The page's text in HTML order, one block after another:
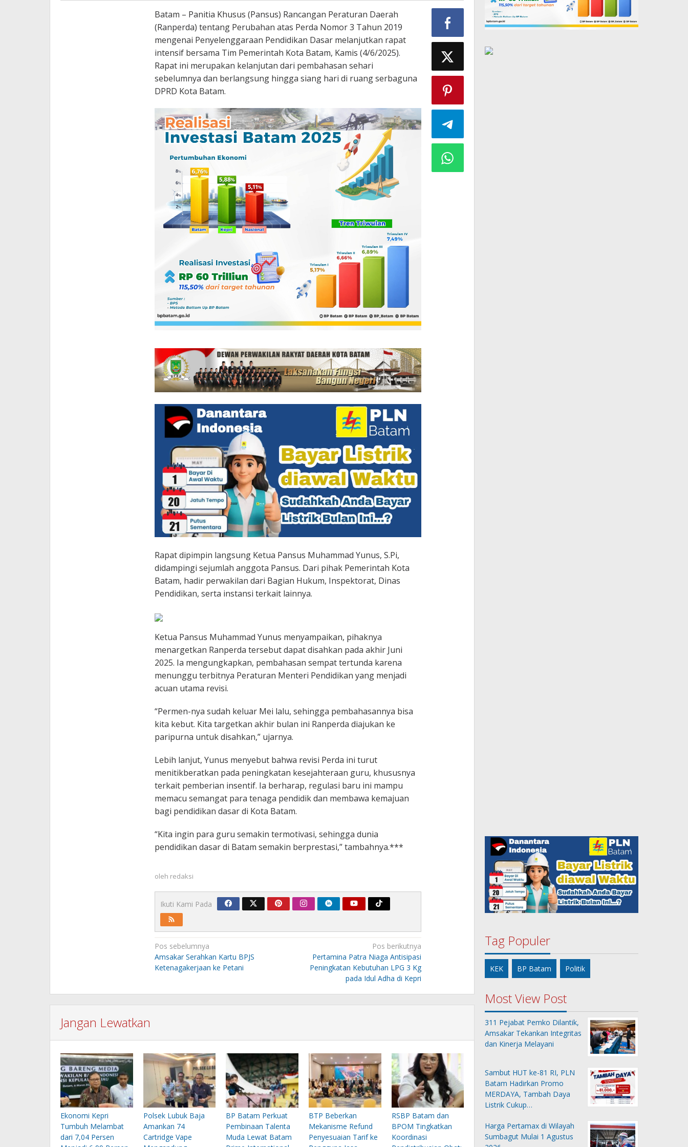
Batam – Panitia Khusus (Pansus) Rancangan Peraturan Daerah
(Ranperda) tentang Perubahan atas Perda Nomor 3 Tahun 2019
mengenai Penyelenggaraan Pendidikan Dasar melanjutkan rapat
intensif bersama Tim Pemerintah Kota Batam, Kamis (4/6/2025).
Rapat ini merupakan kelanjutan dari pembahasan sehari
sebelumnya dan berlangsung hingga siang hari di ruang serbaguna
DPRD Kota Batam.
Rapat dipimpin langsung Ketua Pansus Muhammad Yunus, S.Pi,
didampingi sejumlah anggota Pansus. Dari pihak Pemerintah Kota
Batam, hadir perwakilan dari Bagian Hukum, Inspektorat, Dinas
Pendidikan, serta instansi terkait lainnya.
Ketua Pansus Muhammad Yunus menyampaikan, pihaknya
menargetkan Ranperda tersebut dapat disahkan pada akhir Juni
2025. Ia mengungkapkan, pembahasan sempat tertunda karena
menunggu terbitnya Peraturan Menteri Pendidikan yang menjadi
acuan utama revisi.
“Permen-nya sudah keluar Mei lalu, sehingga pembahasannya bisa
kita kebut. Kita targetkan akhir bulan ini Ranperda diajukan ke
paripurna untuk disahkan,” ujarnya.
Lebih lanjut, Yunus menyebut bahwa revisi Perda ini turut
menitikberatkan pada peningkatan kesejahteraan guru, khususnya
terkait pemberian insentif. Ia berharap, regulasi baru ini mampu
memacu semangat para tenaga pendidik dan membawa kemajuan
bagi pendidikan dasar di Kota Batam.
“Kita ingin para guru semakin termotivasi, sehingga dunia
pendidikan dasar di Batam semakin berprestasi,” tambahnya.***
oleh redaksi
Ikuti Kami Pada
Navigasi
pos
Pos sebelumnya
Amsakar Serahkan Kartu BPJS
Ketenagakerjaan ke Petani
Pos berikutnya
Pertamina Patra Niaga Antisipasi
Peningkatan Kebutuhan LPG 3 Kg
pada Idul Adha di Kepri
Jangan Lewatkan
Ekonomi Kepri
Tumbuh Melambat
dari 7,04 Persen
Polsek Lubuk Baja
Amankan 74
Cartridge Vape
BP Batam Perkuat
Pembinaan Talenta
Muda Lewat Batam
BTP Beberkan
Mekanisme Refund
Penyesuaian Tarif ke
RSBP Batam dan
BPOM Tingkatkan
Koordinasi
Tag Populer
KEK BP Batam Politik
Most View Post
311 Pejabat Pemko Dilantik,
Amsakar Tekankan Integritas
dan Kinerja Melayani
Sambut HUT ke-81 RI, PLN
Batam Hadirkan Promo
MERDAYA, Tambah Daya
Listrik Cukup…
Harga Pertamax di Wilayah
Sumbagut Mulai 1 Agustus